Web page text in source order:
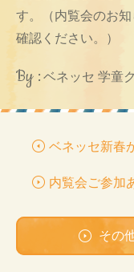
す。（内覧会のお
確認ください。）
By : ベネッセ 学童
ベネッセ新春
内覧会ご参加
その